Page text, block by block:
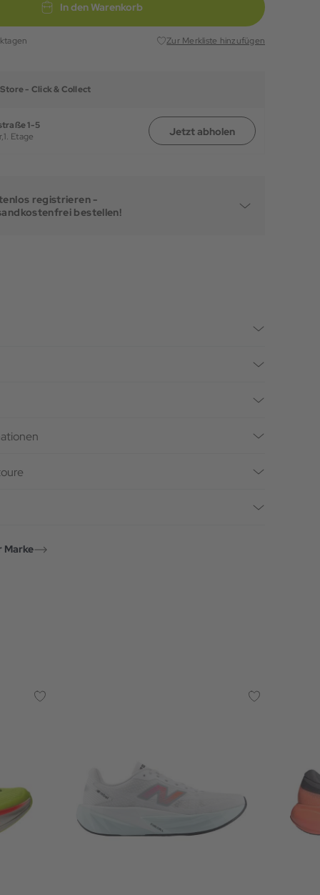
In den Warenkorb
Zur Merkliste hinzufügen
- Click & Collect
1-5
1. Etage Jetzt abholen
registrieren -
bestellen!
Marke